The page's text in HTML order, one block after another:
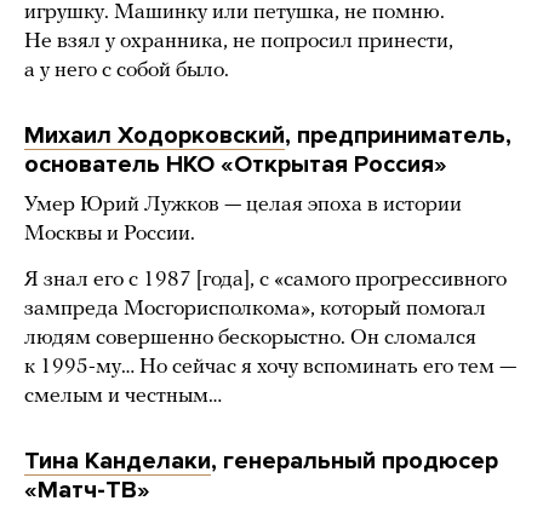
игрушку. Машинку или петушка, не помню.
Не взял у охранника, не попросил принести,
а у него с собой было.
Михаил Ходорковский, предприниматель,
основатель НКО «Открытая Россия»
Умер Юрий Лужков — целая эпоха в истории
Москвы и России.
Я знал его с 1987 [года], с «самого прогрессивного
зампреда Мосгорисполкома», который помогал
людям совершенно бескорыстно. Он сломался
к 1995-му… Но сейчас я хочу вспоминать его тем —
смелым и честным…
Тина Канделаки, генеральный продюсер
«Матч-ТВ»